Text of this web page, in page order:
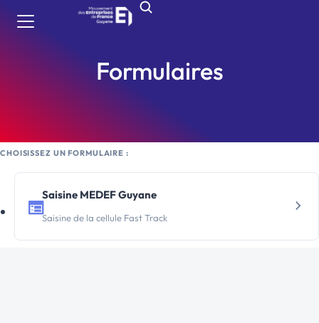
Formulaires
CHOISISSEZ UN FORMULAIRE :
Saisine MEDEF Guyane
Saisine de la cellule Fast Track